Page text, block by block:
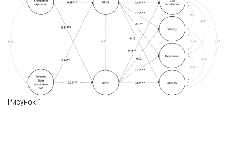
Рисунок 1